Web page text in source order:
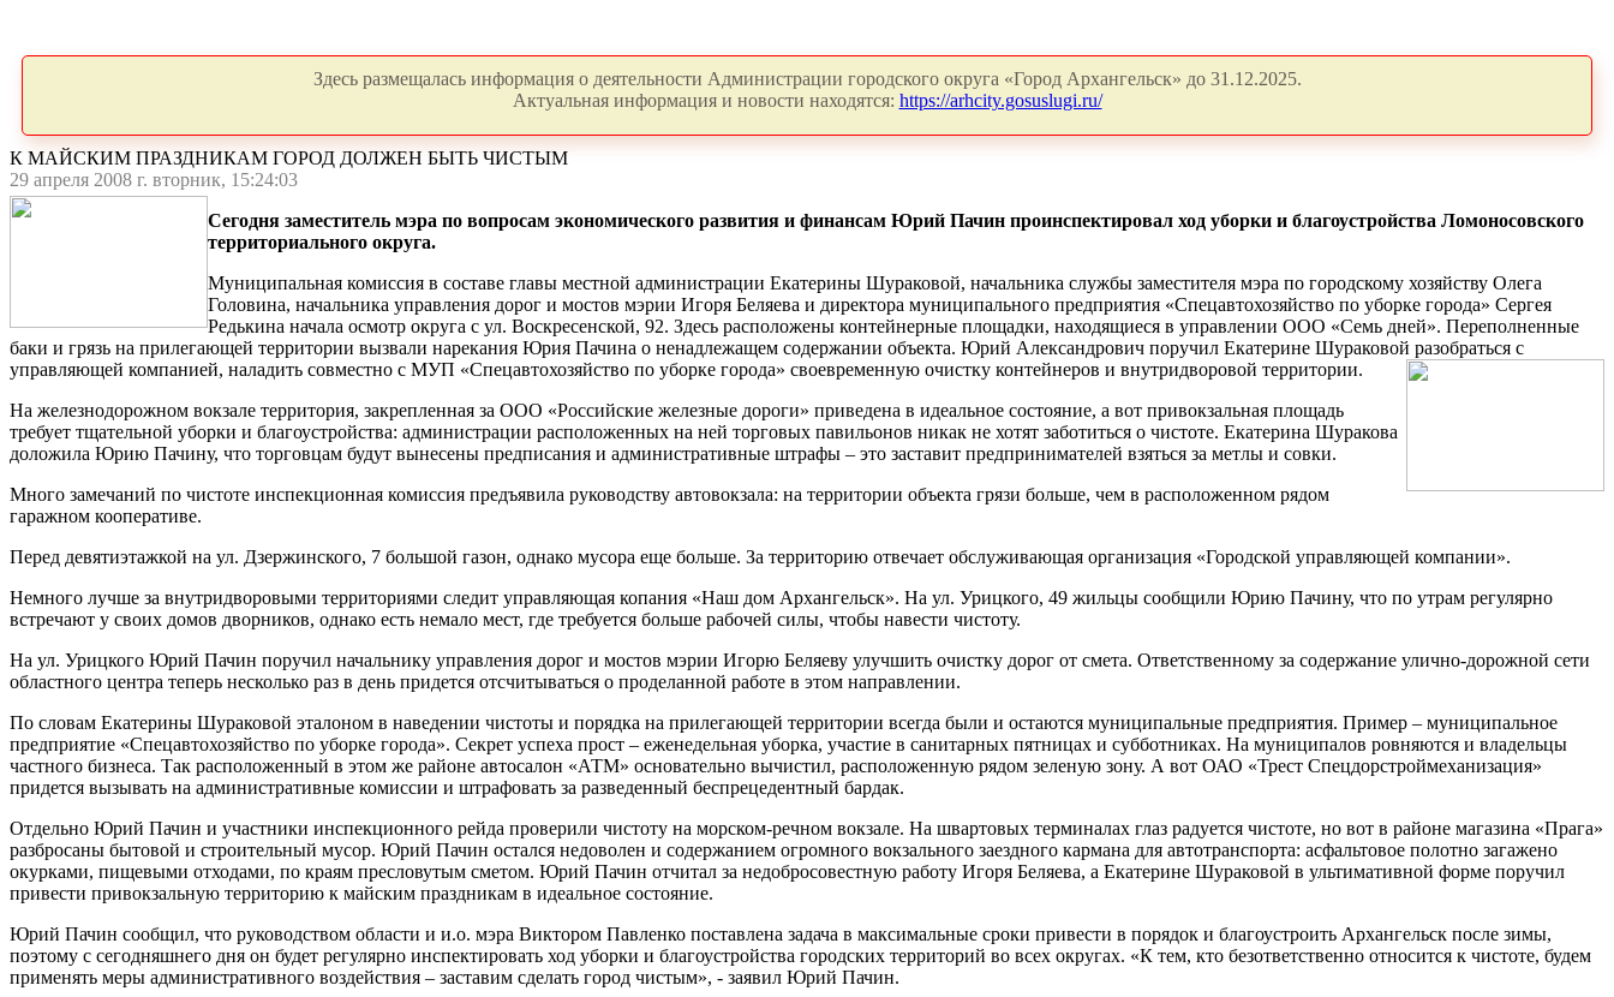
Здесь размещалась информация о деятельности Администрации городского округа «Город Архангельск» до 31.12.2025.
Актуальная информация и новости находятся: https://arhcity.gosuslugi.ru/
К МАЙСКИМ ПРАЗДНИКАМ ГОРОД ДОЛЖЕН БЫТЬ ЧИСТЫМ
29 апреля 2008 г. вторник, 15:24:03
Сегодня заместитель мэра по вопросам экономического развития и финансам Юрий Пачин проинспектировал ход уборки и благоустройства Ломоносовского
территориального округа.
Муниципальная комиссия в составе главы местной администрации Екатерины Шураковой, начальника службы заместителя мэра по городскому хозяйству Олега
Головина, начальника управления дорог и мостов мэрии Игоря Беляева и директора муниципального предприятия «Спецавтохозяйство по уборке города» Сергея
Редькина начала осмотр округа с ул. Воскресенской, 92. Здесь расположены контейнерные площадки, находящиеся в управлении ООО «Семь дней». Переполненные
баки и грязь на прилегающей территории вызвали нарекания Юрия Пачина о ненадлежащем содержании объекта. Юрий Александрович поручил Екатерине Шураковой разобраться с
управляющей компанией, наладить совместно с МУП «Спецавтохозяйство по уборке города» своевременную очистку контейнеров и внутридворовой территории.
На железнодорожном вокзале территория, закрепленная за ООО «Российские железные дороги» приведена в идеальное состояние, а вот привокзальная площадь
требует тщательной уборки и благоустройства: администрации расположенных на ней торговых павильонов никак не хотят заботиться о чистоте. Екатерина Шуракова
доложила Юрию Пачину, что торговцам будут вынесены предписания и административные штрафы – это заставит предпринимателей взяться за метлы и совки.
Много замечаний по чистоте инспекционная комиссия предъявила руководству автовокзала: на территории объекта грязи больше, чем в расположенном рядом
гаражном кооперативе.
Перед девятиэтажкой на ул. Дзержинского, 7 большой газон, однако мусора еще больше. За территорию отвечает обслуживающая организация «Городской управляющей компании».
Немного лучше за внутридворовыми территориями следит управляющая копания «Наш дом Архангельск». На ул. Урицкого, 49 жильцы сообщили Юрию Пачину, что по утрам регулярно
встречают у своих домов дворников, однако есть немало мест, где требуется больше рабочей силы, чтобы навести чистоту.
На ул. Урицкого Юрий Пачин поручил начальнику управления дорог и мостов мэрии Игорю Беляеву улучшить очистку дорог от смета. Ответственному за содержание улично-дорожной сети
областного центра теперь несколько раз в день придется отсчитываться о проделанной работе в этом направлении.
По словам Екатерины Шураковой эталоном в наведении чистоты и порядка на прилегающей территории всегда были и остаются муниципальные предприятия. Пример – муниципальное
предприятие «Спецавтохозяйство по уборке города». Секрет успеха прост – еженедельная уборка, участие в санитарных пятницах и субботниках. На муниципалов ровняются и владельцы
частного бизнеса. Так расположенный в этом же районе автосалон «АТМ» основательно вычистил, расположенную рядом зеленую зону. А вот ОАО «Трест Спецдорстроймеханизация»
придется вызывать на административные комиссии и штрафовать за разведенный беспрецедентный бардак.
Отдельно Юрий Пачин и участники инспекционного рейда проверили чистоту на морском-речном вокзале. На швартовых терминалах глаз радуется чистоте, но вот в районе магазина «Прага»
разбросаны бытовой и строительный мусор. Юрий Пачин остался недоволен и содержанием огромного вокзального заездного кармана для автотранспорта: асфальтовое полотно загажено
окурками, пищевыми отходами, по краям пресловутым сметом. Юрий Пачин отчитал за недобросовестную работу Игоря Беляева, а Екатерине Шураковой в ультимативной форме поручил
привести привокзальную территорию к майским праздникам в идеальное состояние.
Юрий Пачин сообщил, что руководством области и и.о. мэра Виктором Павленко поставлена задача в максимальные сроки привести в порядок и благоустроить Архангельск после зимы,
поэтому с сегодняшнего дня он будет регулярно инспектировать ход уборки и благоустройства городских территорий во всех округах. «К тем, кто безответственно относится к чистоте, будем
применять меры административного воздействия – заставим сделать город чистым», - заявил Юрий Пачин.